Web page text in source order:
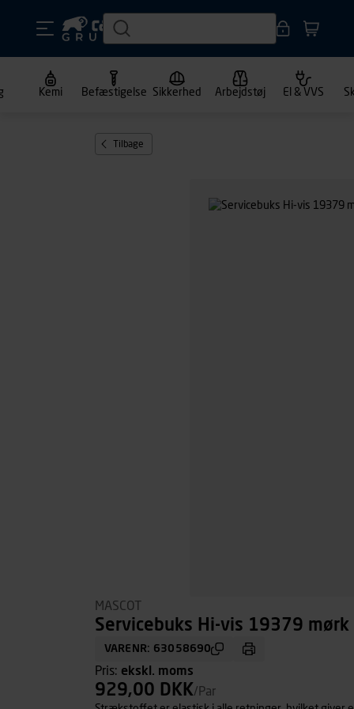
Kemi Befæstigelse Sikkerhed Arbejdstøj El & VVS
Tilbage
MASCOT
Servicebuks Hi-vis 19379
VARENR: 63058690
Pris: ekskl. moms
929,00 DKK/Par